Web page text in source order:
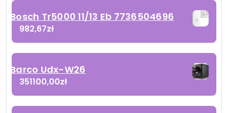
Bosch Tr5000 11/13 Eb 7736504696
982,67zł
Barco Udx-W26
351100,00zł